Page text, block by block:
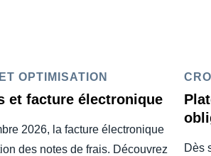
OPTIMISATION
et facture électronique
2026, la facture électronique
des notes de frais. Découvrez
Dès